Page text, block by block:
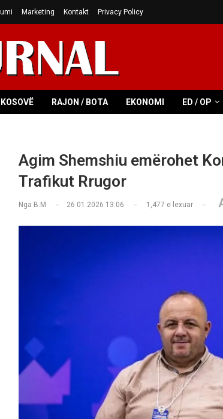
Marketing Kontakt Privacy Policy
KOSOVË RAJON / BOTA EKONOMI ED / OP
Agim Shemshiu emërohet
Trafikut Rrugor
Nga B.M 26.01.2026 13:06 1,477 e lexuar